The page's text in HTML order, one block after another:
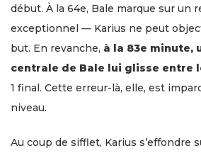
début. À la 64e, Bale marque sur un
exceptionnel — Karius ne peut
but. En revanche, à la 83e minute,
centrale de Bale lui glisse entre
1 final. Cette erreur-là, elle, est
niveau.
Au coup de sifflet, Karius s’effondre